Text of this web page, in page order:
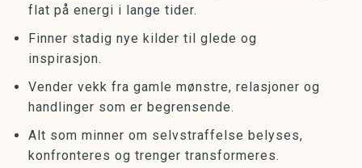
flat på energi i lange tider.
Finner stadig nye kilder til glede og
inspirasjon.
Vender vekk fra gamle mønstre, relasjoner og
handlinger som er begrensende.
Alt som minner om selvstraffelse belyses,
konfronteres og trenger transformeres.